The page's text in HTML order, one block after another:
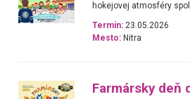
hokejovej atmosféry
Termín: 23.05.2026
Mesto: Nitra
Farmársky deň